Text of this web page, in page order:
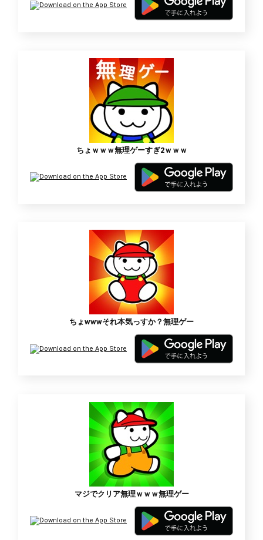
ちょｗｗｗ無理ゲーすぎ2ｗｗｗ
ちょwwwそれ本気っすか？無理ゲー
マジでクリア無理ｗｗｗ無理ゲー